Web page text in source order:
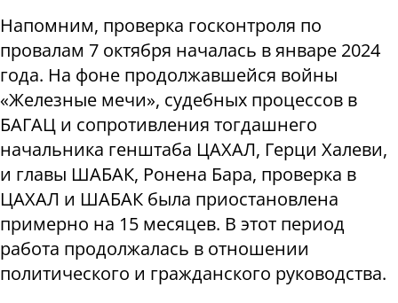
Напомним, проверка госконтроля по
провалам 7 октября началась в январе 2024
года. На фоне продолжавшейся войны
«Железные мечи», судебных процессов в
БАГАЦ и сопротивления тогдашнего
начальника генштаба ЦАХАЛ, Герци Халеви,
и главы ШАБАК, Ронена Бара, проверка в
ЦАХАЛ и ШАБАК была приостановлена
примерно на 15 месяцев. В этот период
работа продолжалась в отношении
политического и гражданского руководства.